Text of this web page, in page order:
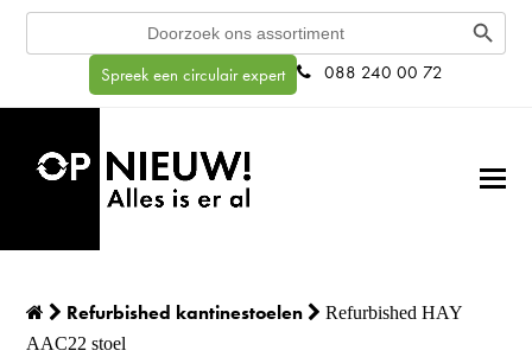
Search
Search Button
Spreek een circulair expert 088 240 00 72
Refurbished kantinestoelen
Refurbished HAY
AAC22 stoel